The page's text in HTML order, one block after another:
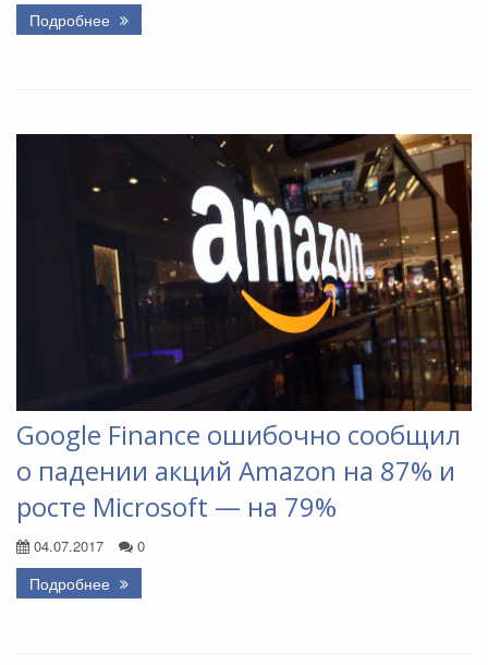
Подробнее
Google Finance ошибочно сообщил
о падении акций Amazon на 87% и
росте Microsoft — на 79%
04.07.2017 0
Подробнее